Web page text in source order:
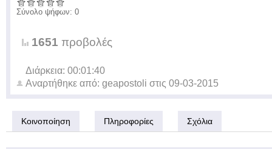
Σύνολο ψήφων: 0
1651 προβολές
Διάρκεια: 00:01:40
Αναρτήθηκε από: geapostoli στις 09-03-2015
Κοινοποίηση Πληροφορίες Σχόλια